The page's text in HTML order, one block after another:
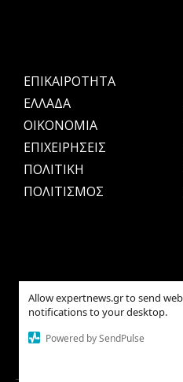
Allow expertnews.gr to send
notifications to your desktop.
Powered by SendPulse
ΕΠΙΚΑΙΡΟΤΗΤΑ
ΕΛΛΑΔΑ
OIKONOMIA
ΕΠΙΧΕΙΡΗΣΕΙΣ
ΠΟΛΙΤΙΚΗ
ΠΟΛΙΤΙΣΜΟΣ